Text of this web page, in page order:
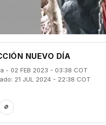
NUEVO DÍA
- 02 FEB 2023 - 03:38 COT
21 JUL 2024 - 22:38 COT